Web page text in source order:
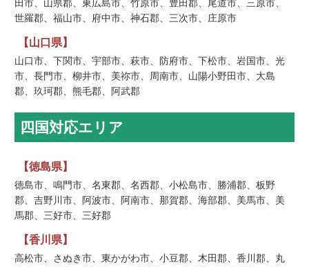
田市、山県郡、東広島市、竹原市、豊田郡、尾道市、三原市、
世羅郡、福山市、府中市、神石郡、三次市、庄原市
【山口県】
山口市、下関市、宇部市、萩市、防府市、下松市、岩国市、光
市、長門市、柳井市、美祢市、周南市、山陽小野田市、大島
郡、玖珂郡、熊毛郡、阿武郡
四国対応エリア
【徳島県】
徳島市、鳴門市、名東郡、名西郡、小松島市、勝浦郡、板野
郡、吉野川市、阿波市、阿南市、那賀郡、海部郡、美馬市、美
馬郡、三好市、三好郡
【香川県】
高松市、さぬき市、東かがわ市、小豆郡、木田郡、香川郡、丸